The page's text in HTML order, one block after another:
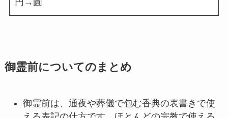
円→圓
御霊前についてのまとめ
御霊前は、通夜や葬儀で包む香典の表書きで使